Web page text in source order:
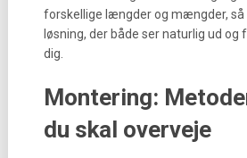
forskellige længder og mængder, så
løsning, der både ser naturlig ud og
dig.
Montering:
du skal overveje